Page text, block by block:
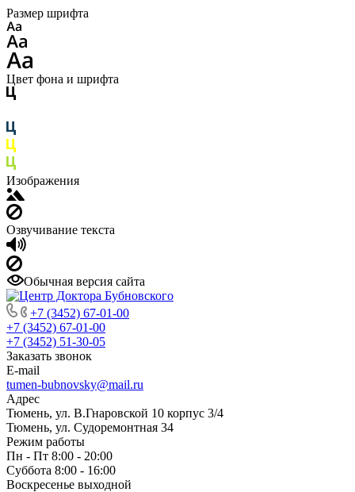
Размер шрифта
Цвет фона и шрифта
Изображения
Озвучивание текста
Обычная версия сайта
+7 (3452) 67-01-00
+7 (3452) 67-01-00
+7 (3452) 51-30-05
Заказать звонок
E-mail
tumen-bubnovsky@mail.ru
Адрес
Тюмень, ул. В.Гнаровской 10 корпус 3/4
Тюмень, ул. Судоремонтная 34
Режим работы
Пн - Пт 8:00 - 20:00
Суббота 8:00 - 16:00
Воскресенье выходной